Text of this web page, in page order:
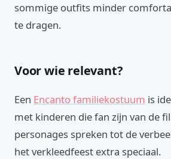
sommige outfits minder
te dragen.
Voor wie relevant?
Een Encanto familiekostuum is
met kinderen die fan zijn van de
personages spreken tot de
het verkleedfeest extra speciaal.